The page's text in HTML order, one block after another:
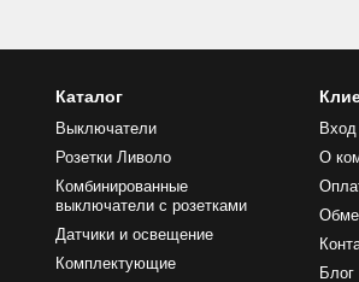
Каталог
Выключатели
Розетки Ливоло
Комбинированные
выключатели с розетками
Датчики и освещение
Комплектующие
О
Блог